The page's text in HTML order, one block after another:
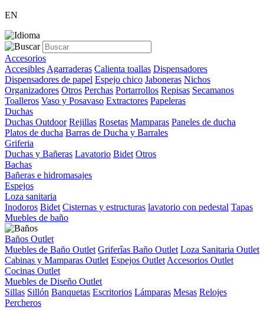
EN
Accesorios
Accesibles Agarraderas Calienta toallas Dispensadores
Dispensadores de papel Espejo chico Jaboneras Nichos
Organizadores Otros Perchas Portarrollos Repisas Secamanos
Toalleros Vaso y Posavaso Extractores Papeleras
Duchas
Duchas Outdoor Rejillas Rosetas Mamparas Paneles de ducha
Platos de ducha Barras de Ducha y Barrales
Griferia
Duchas y Bañeras Lavatorio Bidet Otros
Bachas
Bañeras e hidromasajes
Espejos
Loza sanitaria
Inodoros Bidet Cisternas y estructuras lavatorio con pedestal Tapas
Muebles de baño
Baños Outlet
Muebles de Baño Outlet Griferîas Baño Outlet Loza Sanitaria Outlet
Cabinas y Mamparas Outlet Espejos Outlet Accesorios Outlet
Cocinas Outlet
Muebles de Diseño Outlet
Sillas Sillón Banquetas Escritorios Lámparas Mesas Relojes
Percheros